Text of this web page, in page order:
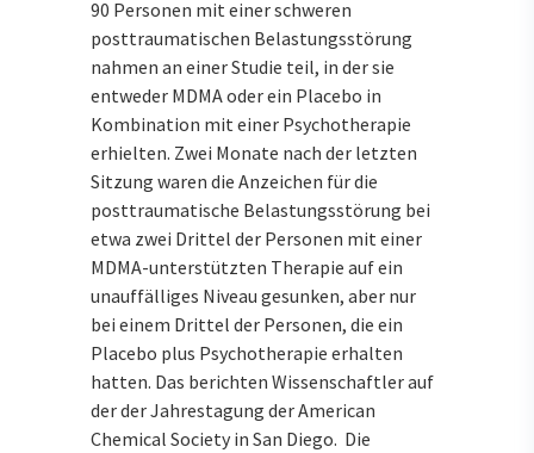
90 Personen mit einer schweren
posttraumatischen Belastungsstörung
nahmen an einer Studie teil, in der sie
entweder MDMA oder ein Placebo in
Kombination mit einer Psychotherapie
erhielten. Zwei Monate nach der letzten
Sitzung waren die Anzeichen für die
posttraumatische Belastungsstörung bei
etwa zwei Drittel der Personen mit einer
MDMA-unterstützten Therapie auf ein
unauffälliges Niveau gesunken, aber nur
bei einem Drittel der Personen, die ein
Placebo plus Psychotherapie erhalten
hatten. Das berichten Wissenschaftler auf
der der Jahrestagung der American
Chemical Society in San Diego. Die